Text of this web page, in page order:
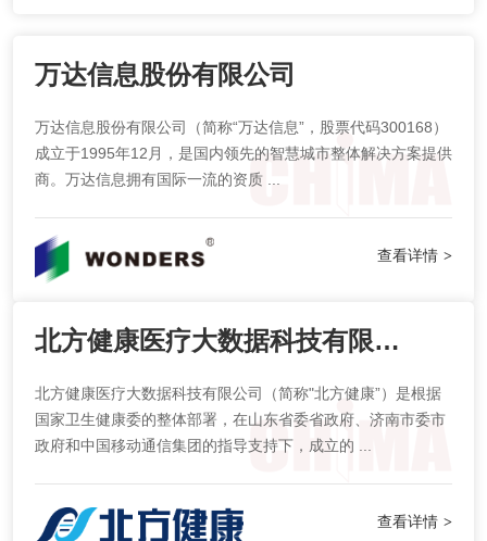
万达信息股份有限公司
万达信息股份有限公司（简称“万达信息”，股票代码300168）
成立于1995年12月，是国内领先的智慧城市整体解决方案提供
商。万达信息拥有国际一流的资质 ...
查看详情 >
北方健康医疗大数据科技有限公司
北方健康医疗大数据科技有限公司（简称"北方健康”）是根据
国家卫生健康委的整体部署，在山东省委省政府、济南市委市
政府和中国移动通信集团的指导支持下，成立的 ...
查看详情 >